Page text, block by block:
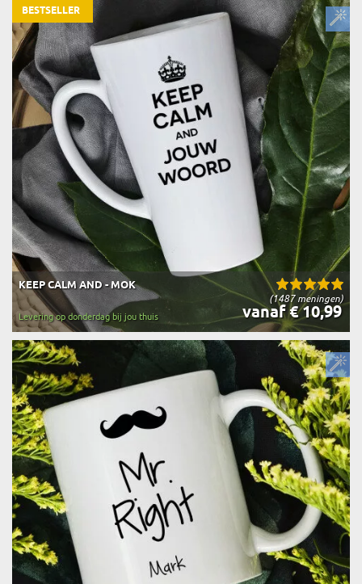
(1487 meningen)
KEEP CALM AND - MOK
vanaf € 10,99
Levering op donderdag bij jou thuis
BESTSELLER